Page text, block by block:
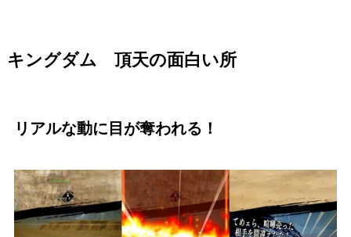
キングダム 頂天の面白い所
リアルな動に目が奪われる！